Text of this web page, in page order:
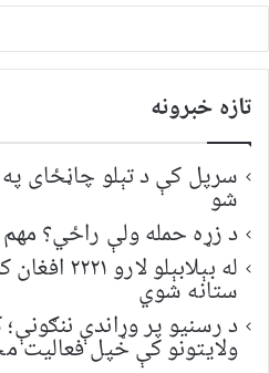
تازه خبرونه
شو
د زړه حمله ولې راځي؟
له بېلابېلو
ستانه شوي
د رسنیو پر وړاندې ننګونې؛
ولایتونو کې خپل فعالیت